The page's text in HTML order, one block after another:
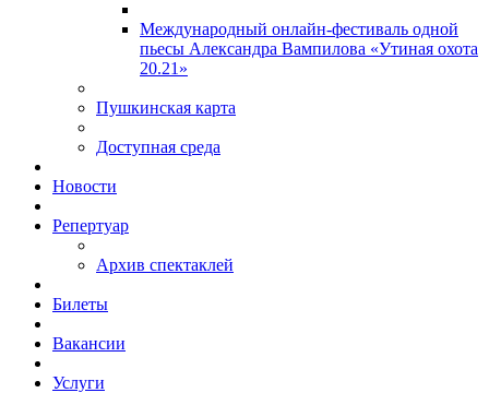
Международный онлайн-фестиваль одной
пьесы Александра Вампилова «Утиная охота
20.21»
Пушкинская карта
Доступная среда
Новости
Репертуар
Архив спектаклей
Билеты
Вакансии
Услуги